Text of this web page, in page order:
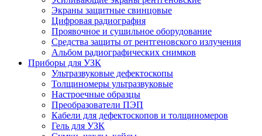
Экраны защитные свинцовые
Цифровая радиография
Проявочное и сушильное оборудование
Средства защиты от рентгеновского излучения
Альбом радиографических снимков
Приборы для УЗК
Ультразвуковые дефектоскопы
Толщиномеры ультразвуковые
Настроечные образцы
Преобразователи ПЭП
Кабели для дефектоскопов и толщиномеров
Гель для УЗК